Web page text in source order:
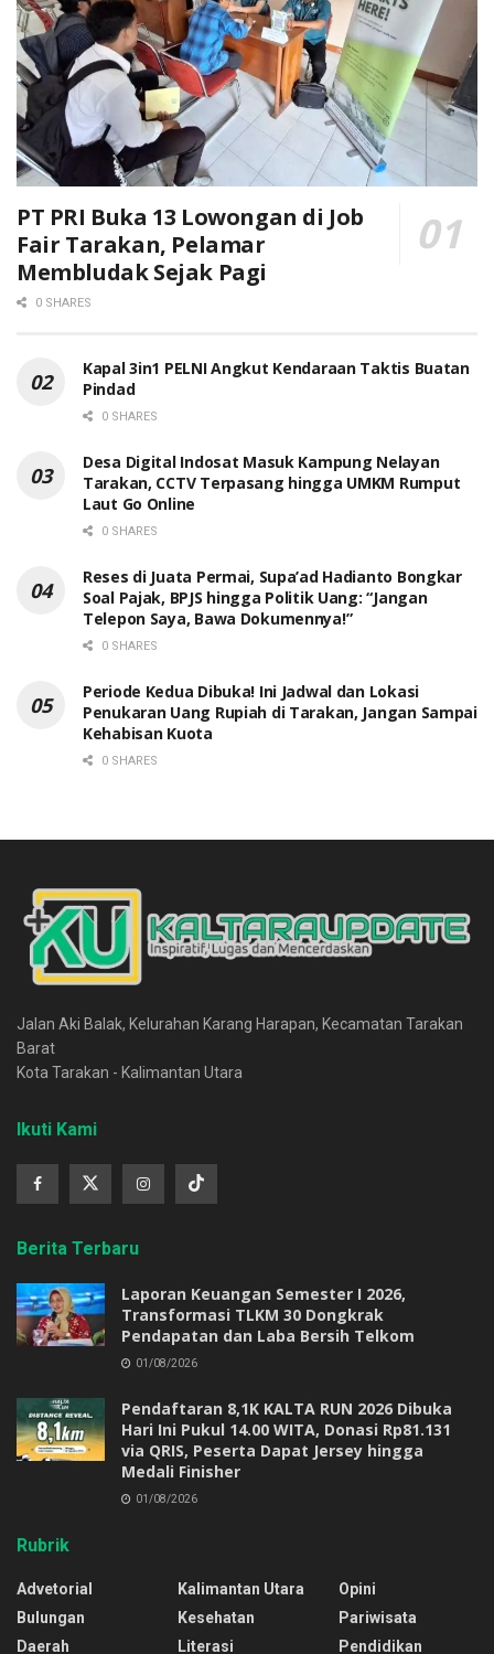
PT PRI Buka 13 Lowongan di Job
Fair Tarakan, Pelamar
Membludak Sejak Pagi
0 SHARES
Kapal 3in1 PELNI Angkut Kendaraan Taktis Buatan
Pindad
0 SHARES
Desa Digital Indosat Masuk Kampung Nelayan
Tarakan, CCTV Terpasang hingga UMKM Rumput
Laut Go Online
0 SHARES
Reses di Juata Permai, Supa’ad Hadianto Bongkar
Soal Pajak, BPJS hingga Politik Uang: “Jangan
Telepon Saya, Bawa Dokumennya!”
0 SHARES
Periode Kedua Dibuka! Ini Jadwal dan Lokasi
Penukaran Uang Rupiah di Tarakan, Jangan Sampai
Kehabisan Kuota
0 SHARES
Jalan Aki Balak, Kelurahan Karang Harapan, Kecamatan Tarakan
Barat
Kota Tarakan - Kalimantan Utara
Ikuti Kami
Berita Terbaru
Laporan Keuangan Semester I 2026,
Transformasi TLKM 30 Dongkrak
Pendapatan dan Laba Bersih Telkom
01/08/2026
Pendaftaran 8,1K KALTA RUN 2026 Dibuka
Hari Ini Pukul 14.00 WITA, Donasi Rp81.131
via QRIS, Peserta Dapat Jersey hingga
Medali Finisher
01/08/2026
Rubrik
Advetorial
Bulungan
Daerah
Kalimantan Utara
Kesehatan
Literasi
Opini
Pariwisata
Pendidikan